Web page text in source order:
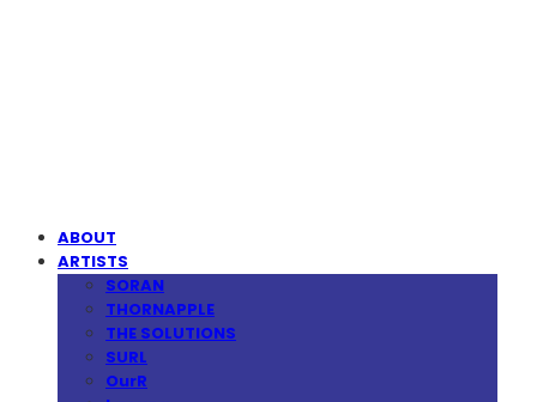
ABOUT
ARTISTS
SORAN
THORNAPPLE
THE SOLUTIONS
SURL
OurR